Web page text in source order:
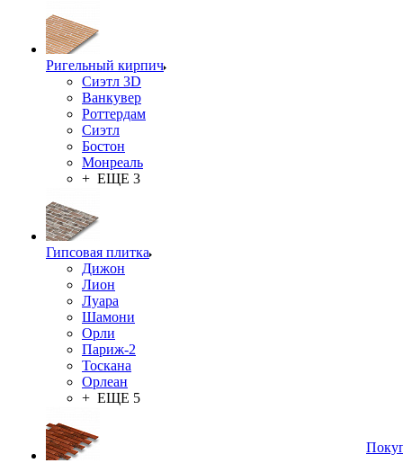
Ригельный кирпич
Сиэтл 3D
Ванкувер
Роттердам
Сиэтл
Бостон
Монреаль
+ ЕЩЕ 3
Гипсовая плитка
Дижон
Лион
Луара
Шамони
Орли
Париж-2
Тоскана
Орлеан
+ ЕЩЕ 5